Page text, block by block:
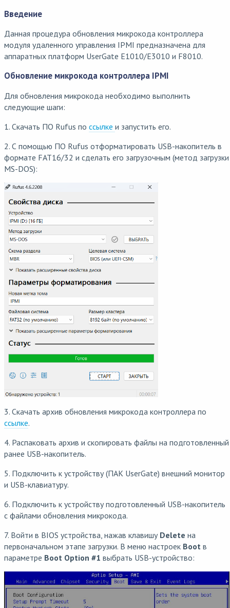
Введение
Данная процедура обновления микрокода контроллера
модуля удаленного управления IPMI предназначена для
аппаратных платформ UserGate E1010/E3010 и F8010.
Обновление микрокода контроллера IPMI
Для обновления микрокода необходимо выполнить
следующие шаги:
1. Скачать ПО Rufus по ссылке и запустить его.
2. С помощью ПО Rufus отформатировать USB-накопитель в
формате FAT16/32 и сделать его загрузочным (метод загрузки
MS-DOS):
3. Скачать архив обновления микрокода контроллера по
ссылке.
4. Распаковать архив и скопировать файлы на подготовленный
ранее USB-накопитель.
5. Подключить к устройству (ПАК UserGate) внешний монитор
и USB-клавиатуру.
6. Подключить к устройству подготовленный USB-накопитель
с файлами обновления микрокода.
7. Войти в BIOS устройства, нажав клавишу Delete на
первоначальном этапе загрузки. В меню настроек Boot в
параметре Boot Option #1 выбрать USB-устройство: